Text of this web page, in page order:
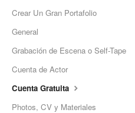
Crear Un Gran Portafolio
General
Grabación de Escena o Self-Tape
Cuenta de Actor
Cuenta Gratuita
Photos, CV y Materiales